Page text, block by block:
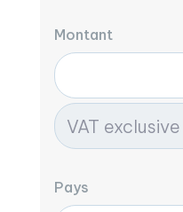
Montant
Pays